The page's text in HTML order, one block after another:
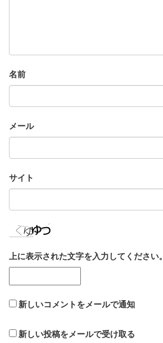
名前
メール
サイト
上に表示された文字を入力してください。
新しいコメントをメールで通知
新しい投稿をメールで受け取る